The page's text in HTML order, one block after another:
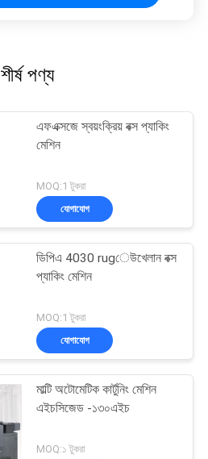
শীর্ষ পণ্য
এফএক্সজে স্বয়ংক্রিয় বক্স প্যাকিং
মেশিন
MOQ:1 টুকরা
যোগাযোগ
ডিপিএ 4030 rugেউখেলান বক্স
প্যাকিং মেশিন
MOQ:1 টুকরা
যোগাযোগ
মাল্টি অটোমেটিক কার্টুনিং মেশিন
এইচসিজেড -১৩০এইচ
MOQ:১ টুকরা